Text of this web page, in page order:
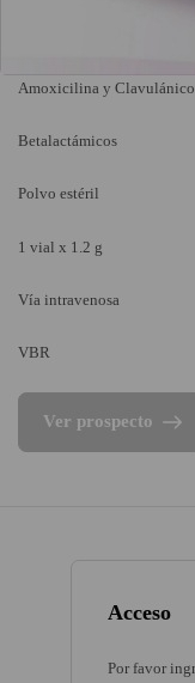
Acceso
Por favor
Amoxicilina y Clavulánico
Betalactámicos
Polvo estéril
1 vial x 1.2 g
Vía intravenosa
VBR
Ver prospecto